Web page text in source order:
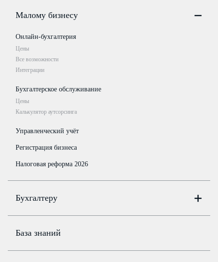
Малому бизнесу
Онлайн-бухгалтерия
Цены
Все возможности
Интеграции
Бухгалтерское обслуживание
Цены
Калькулятор аутсорсинга
Управленческий учёт
Регистрация бизнеса
Налоговая реформа 2026
Бухгалтеру
Цены
Бюро
База знаний